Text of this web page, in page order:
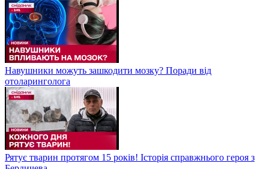
Навушники можуть зашкодити мозку? Поради від
отоларинголога
Рятує тварин протягом 15 років! Історія справжнього героя з